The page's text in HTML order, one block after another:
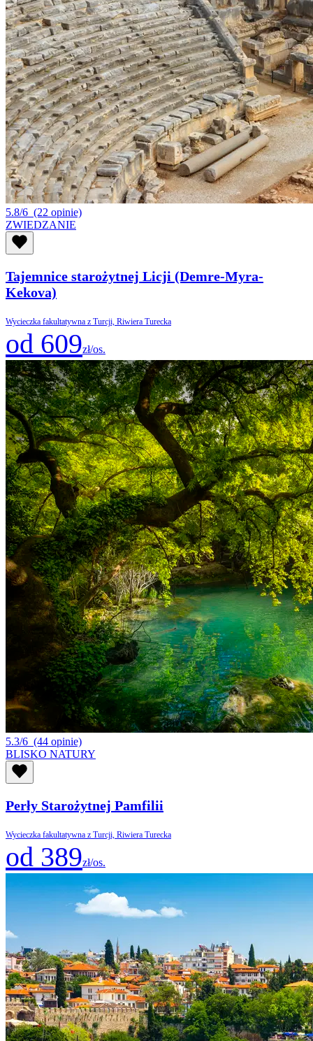
5.8/6 (22 opinie)
ZWIEDZANIE
Tajemnice starożytnej Licji (Demre-Myra-
Kekova)
Wycieczka fakultatywna z Turcji, Riwiera Turecka
od 609zł/os.
5.3/6 (44 opinie)
BLISKO NATURY
Perły Starożytnej Pamfilii
Wycieczka fakultatywna z Turcji, Riwiera Turecka
od 389zł/os.